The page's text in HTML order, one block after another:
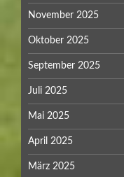
November 2025
Oktober 2025
September 2025
Juli 2025
Mai 2025
April 2025
März 2025